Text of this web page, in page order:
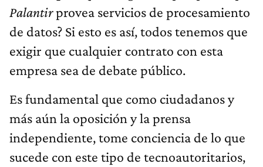
Palantirprovea servicios de procesamiento
de datos? Si esto es así, todos tenemos que
exigir que cualquier contrato con esta
empresa sea de debate público.
Es fundamental que como ciudadanos y
más aún la oposición y la prensa
independiente, tome conciencia de lo que
sucede con este tipo de tecnoautoritarios,